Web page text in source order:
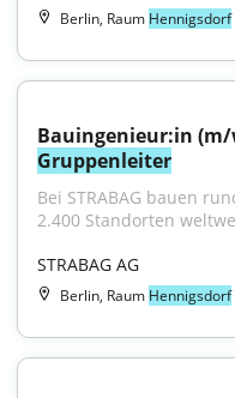
Berlin, Raum Hennigsdorf
Gruppenleiter
Bei STRABAG bauen
2.400 Standorten
STRABAG AG
Berlin, Raum Hennigsdorf